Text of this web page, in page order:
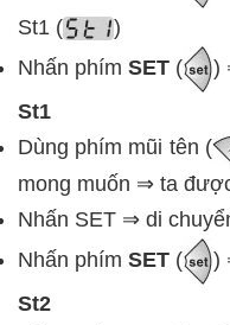
St1 (
)
Nhấn phímSET (
)
St1
Dùng phím mũi tên (
mong muốn ⇒ ta
Nhấn SET ⇒ di
Nhấn phímSET (
)
St2